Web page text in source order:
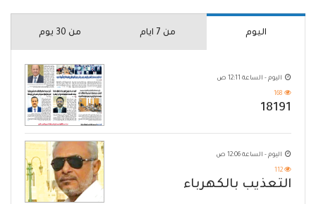
اليوم من 7 ايام من 30 يوم
اليوم - الساعة 12:11 ص
168
18191
اليوم - الساعة 12:06 ص
112
التعذيب بالكهرباء